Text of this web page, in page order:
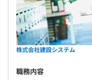
株式会社建設システム
職務内容